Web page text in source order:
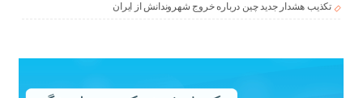
تکذیب هشدار جدید چین درباره خروج شهروندانش از ایران